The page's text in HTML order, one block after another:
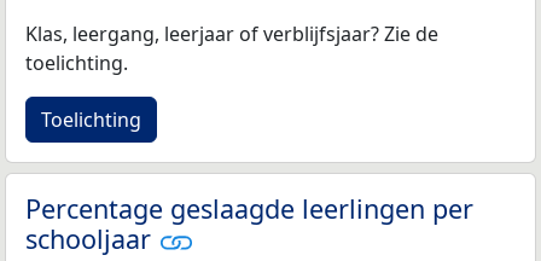
Klas, leergang, leerjaar of verblijfsjaar? Zie de
toelichting.
Toelichting
Percentage geslaagde leerlingen per
schooljaar